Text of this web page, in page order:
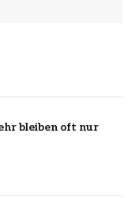
bleiben oft nur